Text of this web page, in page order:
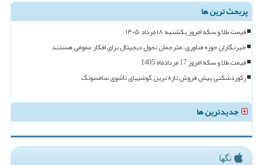
پربحث ترین ها
قیمت طلا و سکه امروز یکشنبه ۱۸ مرداد ۱۴۰۵
خبرنگاران حوزه فناوری، مترجمان تحول دیجیتال برای افکار عمومی هستند
قیمت طلا و سکه امروز 17 مردادماه 1405
رکوردشکنی پیش فروش تازه ترین گوشیهای تاشوی سامسونگ
جدیدترین ها
تگها